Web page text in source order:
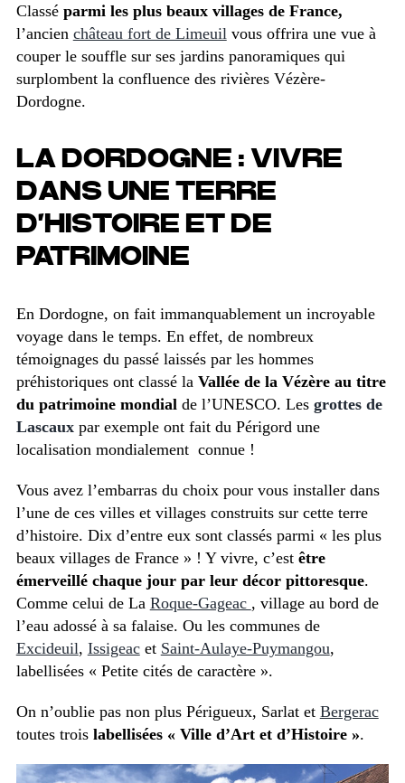
Classé parmi les plus beaux villages de France,
l’ancien château fort de Limeuilvous offrira une vue à
couper le souffle sur ses jardins panoramiques qui
surplombent la confluence des rivières Vézère-
Dordogne.
LA DORDOGNE : VIVRE
DANS UNE TERRE
D’HISTOIRE ET DE
PATRIMOINE
En Dordogne, on fait immanquablement un incroyable
voyage dans le temps. En effet, de nombreux
témoignages du passé laissés par les hommes
préhistoriques ont classé la Vallée de la Vézère au titre
du patrimoine mondialde l’UNESCO. Les grottes de
Lascauxpar exemple ont fait du Périgord une
localisation mondialement connue !
Vous avez l’embarras du choix pour vous installer dans
l’une de ces villes et villages construits sur cette terre
d’histoire. Dix d’entre eux sont classés parmi « les plus
beaux villages de France » ! Y vivre, c’est être
émerveillé chaque jour par leur décor pittoresque.
Comme celui de La Roque-Gageac , village au bord de
l’eau adossé à sa falaise. Ou les communes de
Excideuil, Issigeacet Saint-Aulaye-Puymangou,
labellisées « Petite cités de caractère ».
On n’oublie pas non plus Périgueux, Sarlat et Bergerac
toutes trois labellisées « Ville d’Art et d’Histoire ».